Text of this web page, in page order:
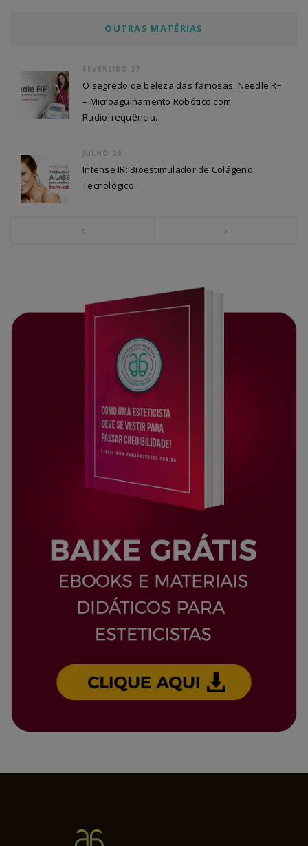
OUTRAS MATÉRIAS
FEVEREIRO 27
O segredo de beleza das famosas: Needle RF
– Microagulhamento Robótico com
Radiofrequência.
JULHO 29
Intense IR: Bioestimulador de Colágeno
Tecnológico!